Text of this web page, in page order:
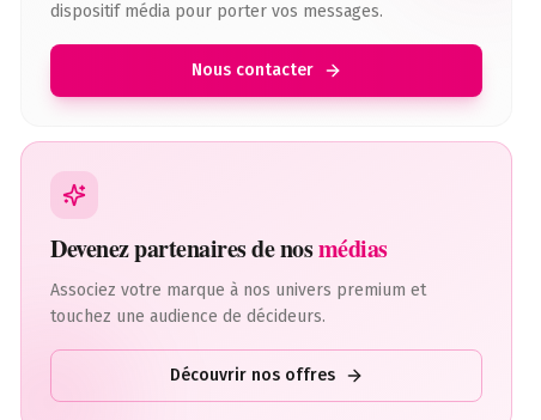
programme DINGUE de la 10ème édition de
dispositif média pour porter vos messages.
Nous contacter
Devenez partenaires de nosmédias
Associez votre marque à nos univers premium et
touchez une audience de décideurs.
Découvrir nos offres